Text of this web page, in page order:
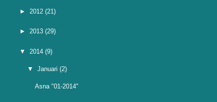
► 2012 (21)
► 2013 (29)
▼ 2014 (9)
▼ Januari (2)
Asna "01-2014"